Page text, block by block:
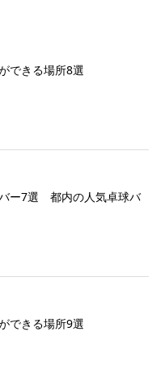
できる場所8選
ー7選 都内の人気卓球バ
できる場所9選